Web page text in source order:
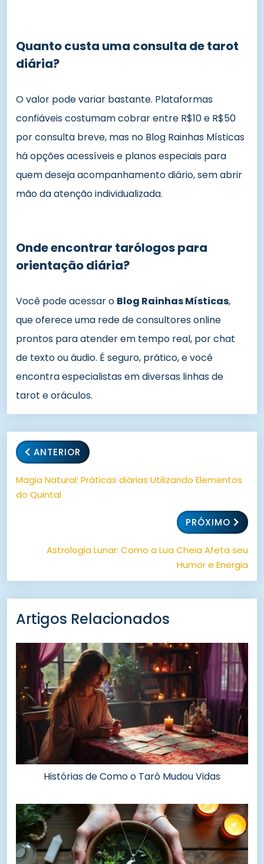
Quanto custa uma consulta de tarot
diária?
O valor pode variar bastante. Plataformas
confiáveis costumam cobrar entre R$10 e R$50
por consulta breve, mas no Blog Rainhas Místicas
há opções acessíveis e planos especiais para
quem deseja acompanhamento diário, sem abrir
mão da atenção individualizada.
Onde encontrar tarólogos para
orientação diária?
Você pode acessar o Blog Rainhas Místicas,
que oferece uma rede de consultores online
prontos para atender em tempo real, por chat
de texto ou áudio. É seguro, prático, e você
encontra especialistas em diversas linhas de
tarot e oráculos.
ANTERIOR
Magia Natural: Práticas diárias Utilizando Elementos
do Quintal
PRÓXIMO
Astrologia Lunar: Como a Lua Cheia Afeta seu
Humor e Energia
Artigos Relacionados
Histórias de Como o Tarô Mudou Vidas